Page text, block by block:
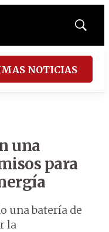
Mostrar
NOTICIAS
una
para
una batería de
la